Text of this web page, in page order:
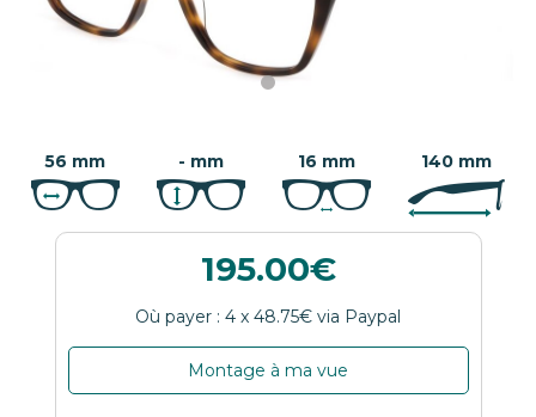
56 mm - mm 16 mm 140 mm
195.00
Montage à ma vue